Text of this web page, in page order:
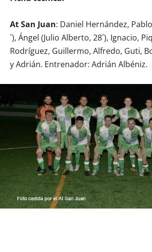
At San Juan: Daniel Hernández,
´), Ángel (Julio Alberto, 28´), Ignacio,
Rodríguez, Guillermo, Alfredo, Guti,
y Adrián. Entrenador: Adrián Albéniz.